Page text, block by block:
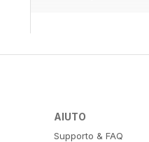
AIUTO
Supporto & FAQ